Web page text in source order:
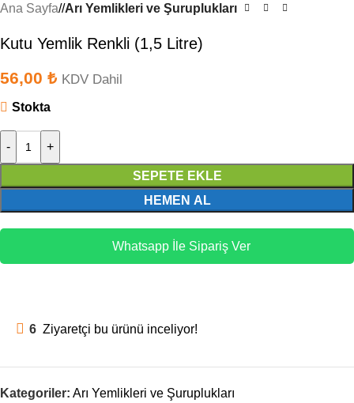
Ana Sayfa/ Arı Yemlikleri ve Şuruplukları
Kutu Yemlik Renkli (1,5 Litre)
56,00 ₺ KDV Dahil
Stokta
- +
SEPETE EKLE
HEMEN AL
Whatsapp İle Sipariş Ver
6 Ziyaretçi bu ürünü inceliyor!
Kategoriler: Arı Yemlikleri ve Şuruplukları